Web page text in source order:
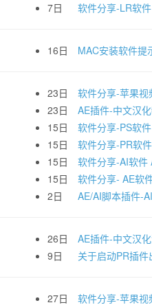
7日 软件分享-LR软
16日 MAC安装软件提
23日
软件分享-苹果
23日
AE插件-中文汉
15日
软件分享-PS软
15日
软件分享-PR软
15日
软件分享-AI软
15日
软件分享- AE软
2日 AE/AI脚本插件-
26日
AE插件-中文汉
9日
关于启动PR插
27日
软件分享-苹果